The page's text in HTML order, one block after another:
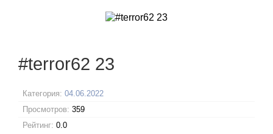
#terror62 23
Категория: 04.06.2022
Просмотров: 359
Рейтинг: 0.0